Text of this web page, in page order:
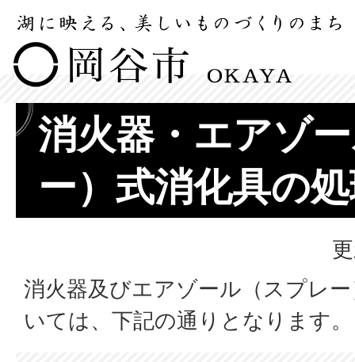
消火器・エアゾ
ー）式消化具の
消火器及びエアゾール（スプレ
いては、下記の通りとなります。